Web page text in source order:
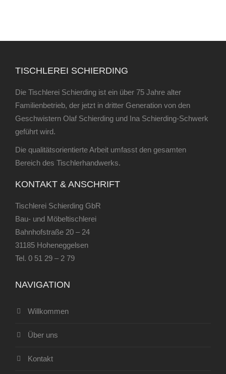
TISCHLEREI SCHIERDING
Die Tischlerei Schierding ist ein über 75 Jahre alter
Familienbetrieb, der jetzt in dritter Generation von den
Geschwistern Olaf Schierding und Ina Schierding-Schwerk
geführt wird.
Die qualitätsorientierte Arbeit umfasst den gesamten
Bereich des Tischlerhandwerks.
KONTAKT & ANSCHRIFT
Tischlerei Schierding GbR
Bau- und Möbeltischlerei
Bahnhofstraße 20 – 24
31185 Hoheneggelsen
Tel. 0 51 29 – 2 79
NAVIGATION
Willkommen
Über uns
Kontakt